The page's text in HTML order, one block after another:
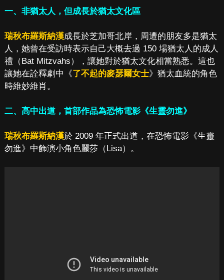
一、非猶太人，但成長於猶太文化區
瑞秋布羅斯納漢成長於芝加哥北岸，周遭的朋友多是猶太
人，她曾在受訪時表示自己大概去過 150 場猶太人的成人
禮（Bat Mitzvahs），讓她對於猶太文化相當熟悉。這也
讓她在詮釋劇中《了不起的麥瑟爾女士》猶太血統的角色
時維妙維肖。
二、高中出道，首部作品為恐怖電影《生靈勿進》
瑞秋布羅斯納漢於 2009 年正式出道，在恐怖電影《生靈
勿進》中飾演小角色麗莎（Lisa）。